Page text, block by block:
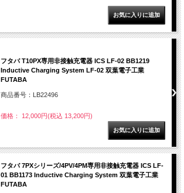
フタバ T10PX専用非接触充電器 ICS LF-02 BB1219
Inductive Charging System LF-02 双葉電子工業
FUTABA
商品番号：LB22496
価格： 12,000円(税込 13,200円)
フタバ 7PXシリーズ/4PV/4PM専用非接触充電器 ICS LF-
01 BB1173 Inductive Charging System 双葉電子工業
FUTABA